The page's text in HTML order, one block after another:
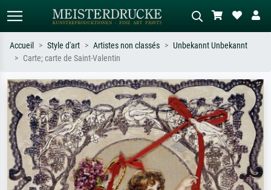
Recherchez par artiste, titre ou style –
ex. Monet, Nuit étoilée,
impressionnisme, vague de Hokusai,
nu.
Décrivez la scène – ex. prairie verte,
abstrait avec beaucoup de rouge,
tableau sombre, nu debout près d'un
arbre.
Accueil Style d'art Artistes non classés
Unbekannt Unbekannt
Carte; carte de Saint-Valentin